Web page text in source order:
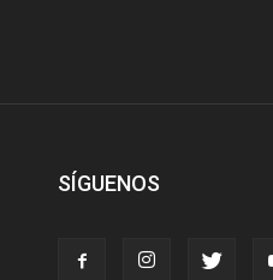
SÍGUENOS